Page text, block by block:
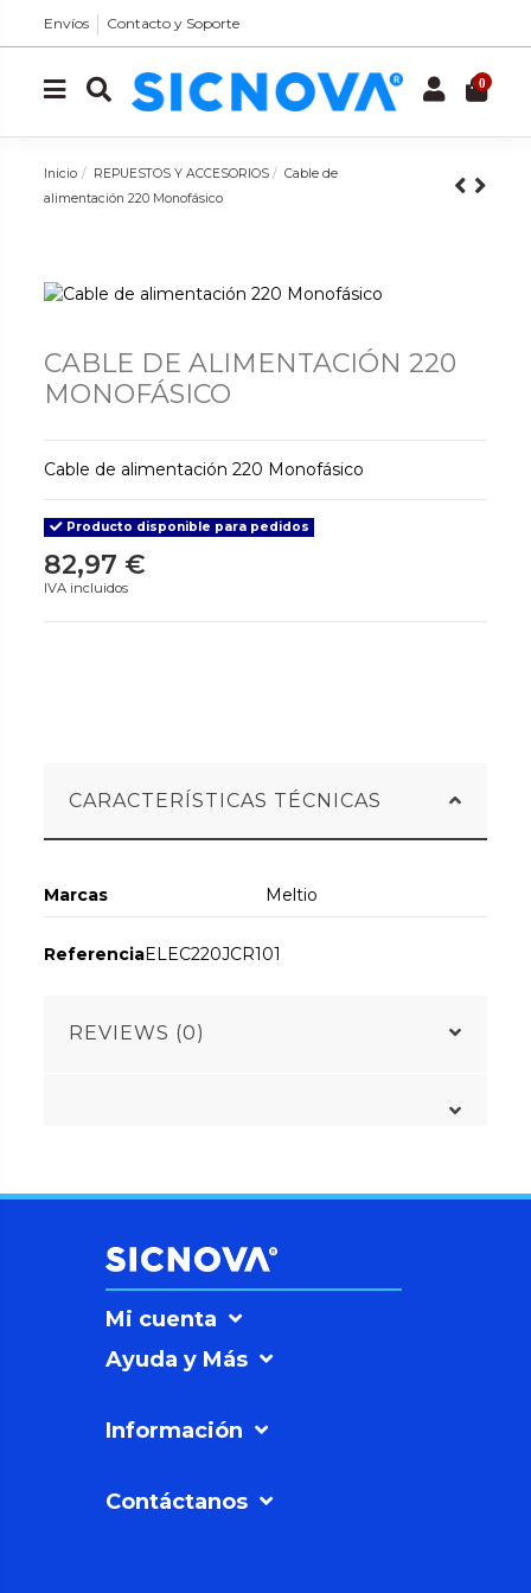
Envíos Contacto y Soporte
0
Inicio REPUESTOS Y ACCESORIOS
Cable de
alimentación 220 Monofásico
CABLE DE ALIMENTACIÓN 220
MONOFÁSICO
Cable de alimentación 220 Monofásico
Producto disponible para pedidos
82,97 €
IVA incluidos
CARACTERÍSTICAS TÉCNICAS
Marcas Meltio
ReferenciaELEC220JCR101
REVIEWS (0)
Mi cuenta
Ayuda y Más
Información
Contáctanos